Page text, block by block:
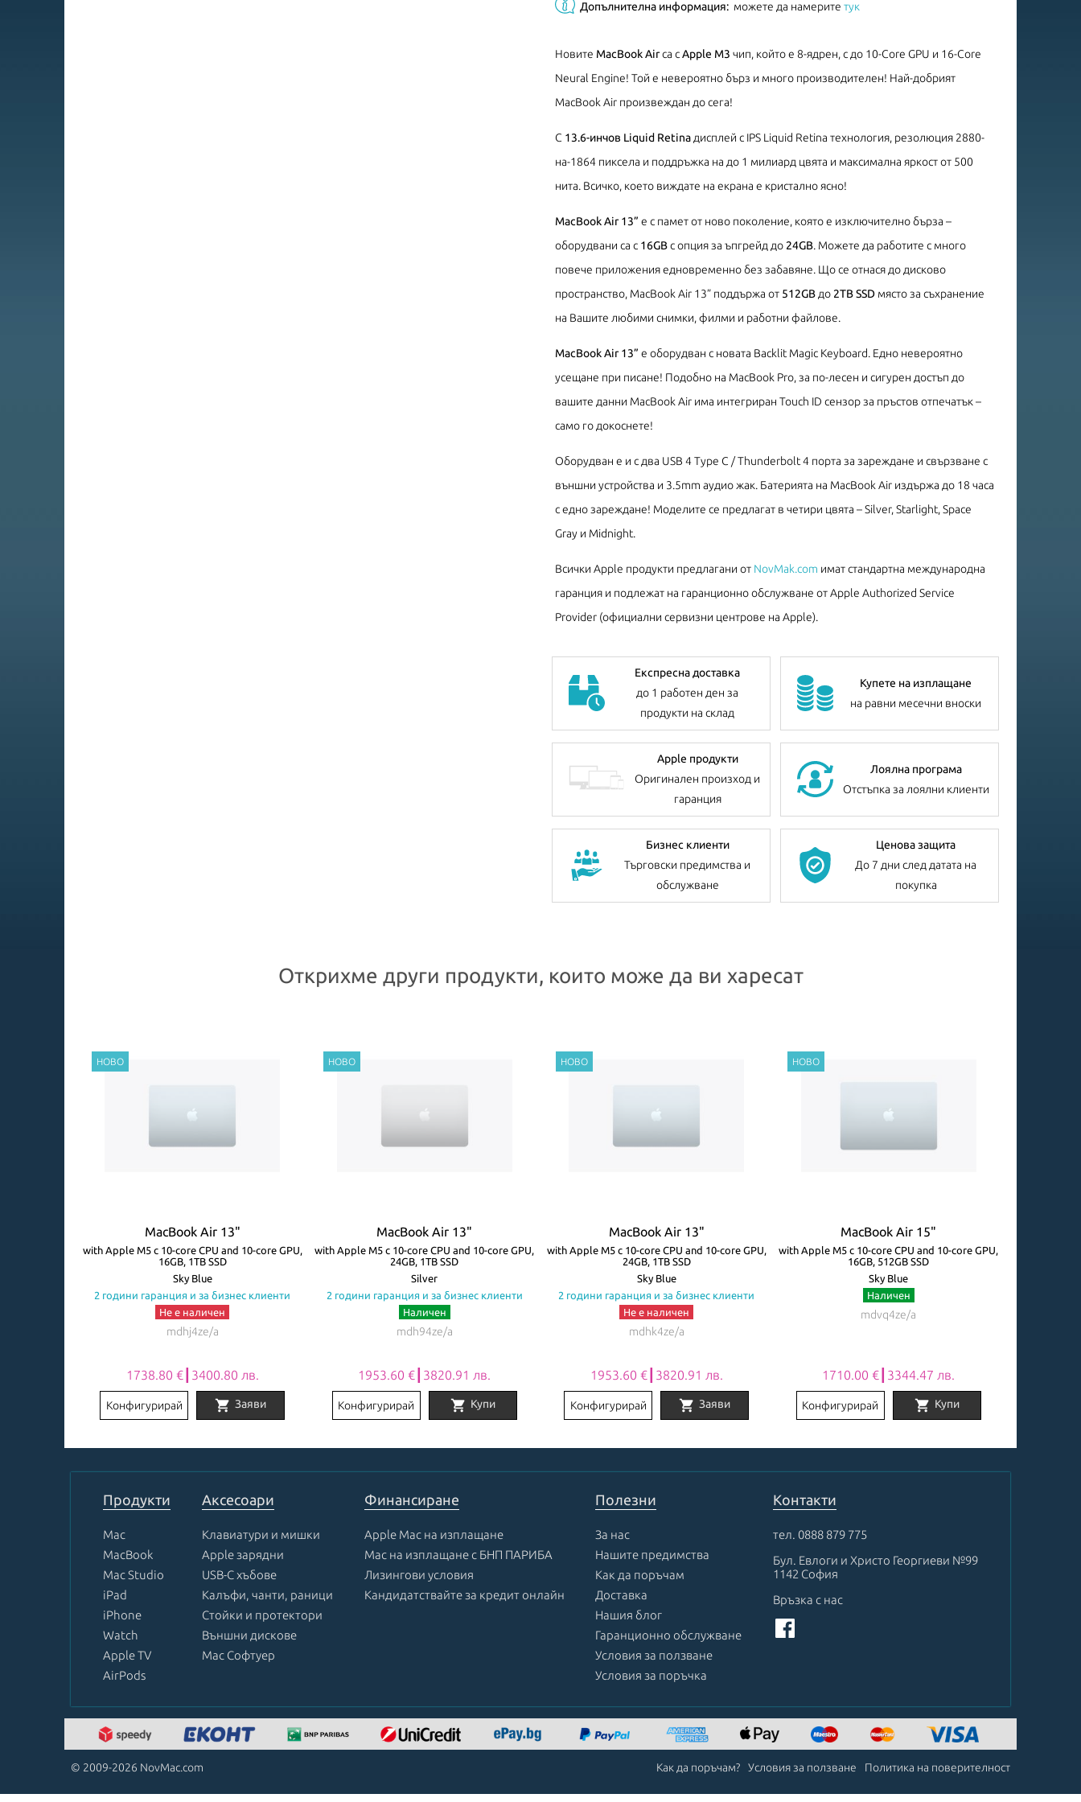
Допълнителна информация: можете да намерите тук
Новите MacBook Airса сApple M3 чип, който е 8-ядрен, с до 10-Core GPU и 16-Core
Neural Engine! Той е невероятно бърз и много производителен! Най-добрият
MacBook Air произвеждан до сега!
С 13.6-инчов Liquid Retina дисплей с IPS Liquid Retina технология, резолюция 2880-
на-1864 пиксела и поддръжка на до 1 милиард цвята и максимална яркост от 500
нита. Всичко, което виждате на екрана е кристално ясно!
MacBook Air 13” е с памет от ново поколение, която е изключително бърза –
оборудвани са с 16GBс опция за ъпгрейд до 24GB. Можете да работите с много
повече приложения едновременно без забавяне. Що се отнася до дисково
пространство, MacBook Air 13” поддържа от 512GB до 2TB SSD място за съхранение
на Вашите любими снимки, филми и работни файлове.
MacBook Air 13” е оборудван с новата Backlit Magic Keyboard. Едно невероятно
усещане при писане! Подобно на MacBook Pro, за по-лесен и сигурен достъп до
вашите данни MacBook Air има интегриран Touch ID сензор за пръстов отпечатък –
само го докоснете!
Оборудван е и с два USB 4 Type C / Thunderbolt 4 порта за зареждане и свързване с
външни устройства и 3.5mm аудио жак. Батерията на MacBook Air издържа до 18 часа
с едно зареждане! Моделите се предлагат в четири цвята – Silver, Starlight, Space
Gray и Midnight.
Всички Apple продукти предлагани от NovMak.com имат стандартна международна
гаранция и подлежат на гаранционно обслужване от Apple Authorized Service
Provider (официални сервизни центрове на Apple).
Експресна доставка
до 1 работен ден за
продукти на склад
Купете на изплащане
на равни месечни вноски
Apple продукти
Оригинален произход и
гаранция
Лоялна програма
Отстъпка за лоялни клиенти
Бизнес клиенти
Търговски предимства и
обслужване
Ценова защита
До 7 дни след датата на
покупка
Открихме други продукти, които може да ви харесат
MacBook Air 13"
with Apple M5 с 10-core CPU and 10-core GPU,
16GB, 1TB SSD
Sky Blue
2 години гаранция и за бизнес клиенти
Не е наличен
mdhj4ze/a
1738.80 €┃3400.80 лв.
Конфигурирай shopping_cart Заяви
MacBook Air 13"
with Apple M5 с 10-core CPU and 10-core GPU,
24GB, 1TB SSD
Silver
2 години гаранция и за бизнес клиенти
Наличен
mdh94ze/a
1953.60 €┃3820.91 лв.
Конфигурирай shopping_cart Купи
MacBook Air 13"
with Apple M5 с 10-core CPU and 10-core GPU,
24GB, 1TB SSD
Sky Blue
2 години гаранция и за бизнес клиенти
Не е наличен
mdhk4ze/a
1953.60 €┃3820.91 лв.
Конфигурирай shopping_cart Заяви
MacBook Air 15"
with Apple M5 с 10-core CPU and 10-core GPU,
16GB, 512GB SSD
Sky Blue
Наличен
mdvq4ze/a
1710.00 €┃3344.47 лв.
Конфигурирай shopping_cart Купи
1
Продукти
Mac
MacBook
Mac Studio
iPad
iPhone
Watch
Apple TV
AirPods
Аксесоари
Клавиатури и мишки
Apple зарядни
USB-C хъбове
Калъфи, чанти, раници
Стойки и протектори
Външни дискове
Mac Софтуер
Финансиране
Apple Mac на изплащане
Mac на изплащане с БНП ПАРИБА
Лизингови условия
Кандидатствайте за кредит онлайн
Полезни
За нас
Нашите предимства
Как да поръчам
Доставка
Нашия блог
Гаранционно обслужване
Условия за ползване
Условия за поръчка
Контакти
тел. 0888 879 775
Бул. Евлоги и Христо Георгиеви №99
1142 София
Връзка с нас
© 2009-2026 NovMac.com Как да поръчам? Условия за ползване Политика на поверителност